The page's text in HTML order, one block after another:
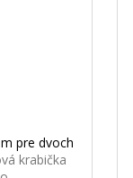
pre dvoch
krabička